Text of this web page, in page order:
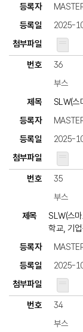
2025-
36
부스
SLW(스
2025-
35
부스
SLW(스
학교, 기
2025-
34
부스